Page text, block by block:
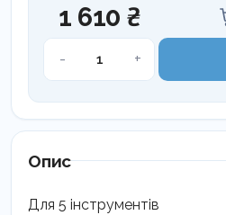
1 610 ₴
-
Касета
Servo
5
+
Опис
Для 5 інструментів